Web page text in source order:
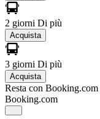
2 giorni Di più
Acquista
3 giorni Di più
Acquista
Resta con Booking.com
Booking.com